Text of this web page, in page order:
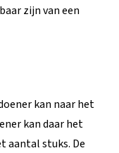
zijn van een
kan naar het
kan daar het
aantal stuks. De